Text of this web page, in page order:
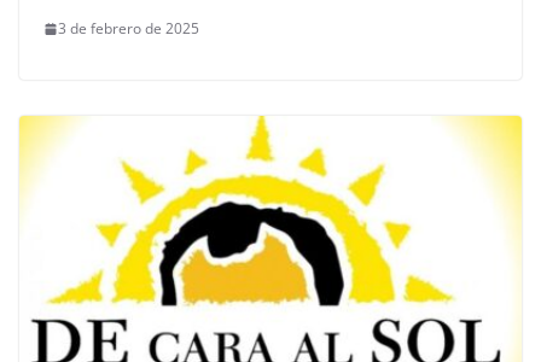
3 de febrero de 2025